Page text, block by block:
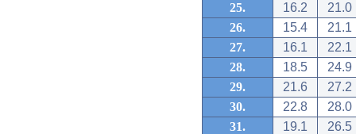
25.
16.2
21.0
26.
15.4
21.1
27.
16.1
22.1
28.
18.5
24.9
29.
21.6
27.2
30.
22.8
28.0
31.
19.1 26.5